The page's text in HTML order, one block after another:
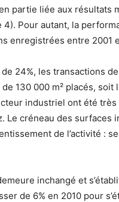
partie liée aux résultats
4). Pour autant, la
enregistrées entre 2001
24%, les transactions
130 000 m² placés,
industriel ont été très
Le créneau des surfaces
de l’activité :
inchangé et
de 6% en 2010 pour